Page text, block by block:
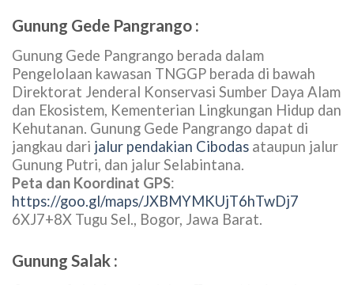
yang terlihat indah pada malam harinya.
Pesona gunung Gede Pangrango serta gunung
Salak dan perkebunan teh Ciliwung serta kota-kota
dalam kawasan pariwisata alam Puncak Bogor
menjadi daya tarik yang diburu oleh para pendaki
puncak Kencana, selaian keindahan hutan
pegunungan dan kekayaan biodiversity yang
terkandung didalamnya ketika menapaki jalanan
setapak demi setapak antara Paseban, gunung
Gedogan / Gedongan, puncak Karvak sehingga
sampai di Puncak Kencana.
Gunung Gede Pangrango :